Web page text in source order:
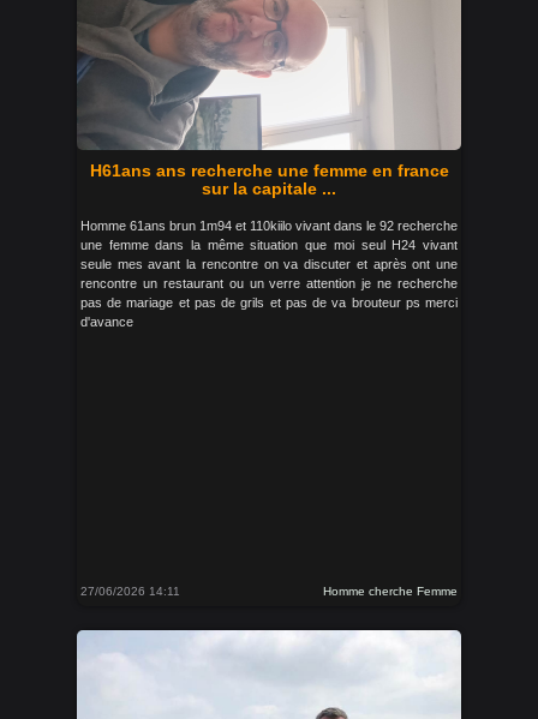
H61ans ans recherche une femme en france
sur la capitale ...
Homme 61ans brun 1m94 et 110kiilo vivant dans le 92 recherche
une femme dans la même situation que moi seul H24 vivant
seule mes avant la rencontre on va discuter et après ont une
rencontre un restaurant ou un verre attention je ne recherche
pas de mariage et pas de grils et pas de va brouteur ps merci
d'avance
27/06/2026 14:11 Homme cherche Femme